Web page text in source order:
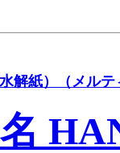
解紙）（メルテ